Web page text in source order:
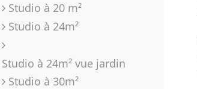
Studio à 20 m²
Studio à 24m²
Studio à 24m² vue jardin
Studio à 30m²